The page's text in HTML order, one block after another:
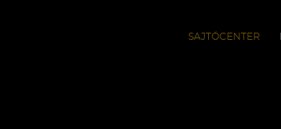
SAJTÓCENTER